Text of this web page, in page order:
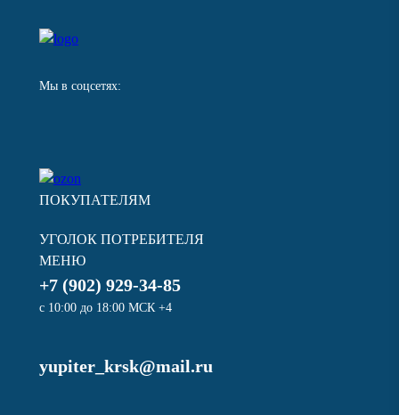
Мы в соцсетях:
ПОКУПАТЕЛЯМ
УГОЛОК ПОТРЕБИТЕЛЯ
МЕНЮ
+7 (902) 929-34-85
с 10:00 до 18:00 МСК +4
yupiter_krsk@mail.ru